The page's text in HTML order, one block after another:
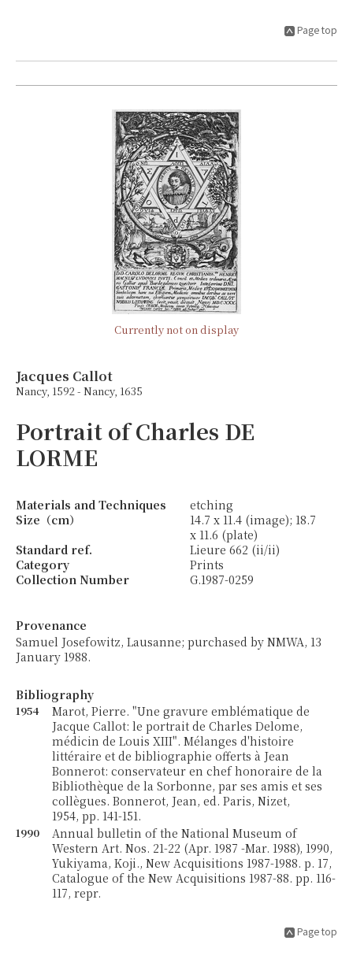
Page top
Currently not on display
Jacques Callot
Nancy, 1592 - Nancy, 1635
Portrait of Charles DE
LORME
Materials and Techniques
etching
Size（cm）
14.7 x 11.4 (image); 18.7
x 11.6 (plate)
Standard ref.
Lieure 662 (ii/ii)
Category
Prints
Collection Number
G.1987-0259
Provenance
Samuel Josefowitz, Lausanne; purchased by NMWA, 13
January 1988.
Bibliography
1954
Marot, Pierre. "Une gravure emblématique de
Jacque Callot: le portrait de Charles Delome,
médicin de Louis XIII". Mélanges d'histoire
littéraire et de bibliographie offerts à Jean
Bonnerot: conservateur en chef honoraire de la
Bibliothèque de la Sorbonne, par ses amis et ses
collègues. Bonnerot, Jean, ed. Paris, Nizet,
1954, pp. 141-151.
1990
Annual bulletin of the National Museum of
Western Art. Nos. 21-22 (Apr. 1987 -Mar. 1988), 1990,
Yukiyama, Koji., New Acquisitions 1987-1988. p. 17,
Catalogue of the New Acquisitions 1987-88. pp. 116-
117, repr.
Page top